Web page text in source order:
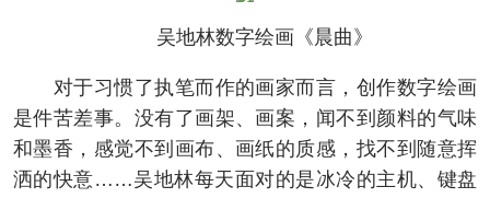
吴地林数字绘画《晨曲》
对于习惯了执笔而作的画家而言，创作数字绘画
是件苦差事。没有了画架、画案，闻不到颜料的气味
和墨香，感觉不到画布、画纸的质感，找不到随意挥
洒的快意……吴地林每天面对的是冰冷的主机、键盘